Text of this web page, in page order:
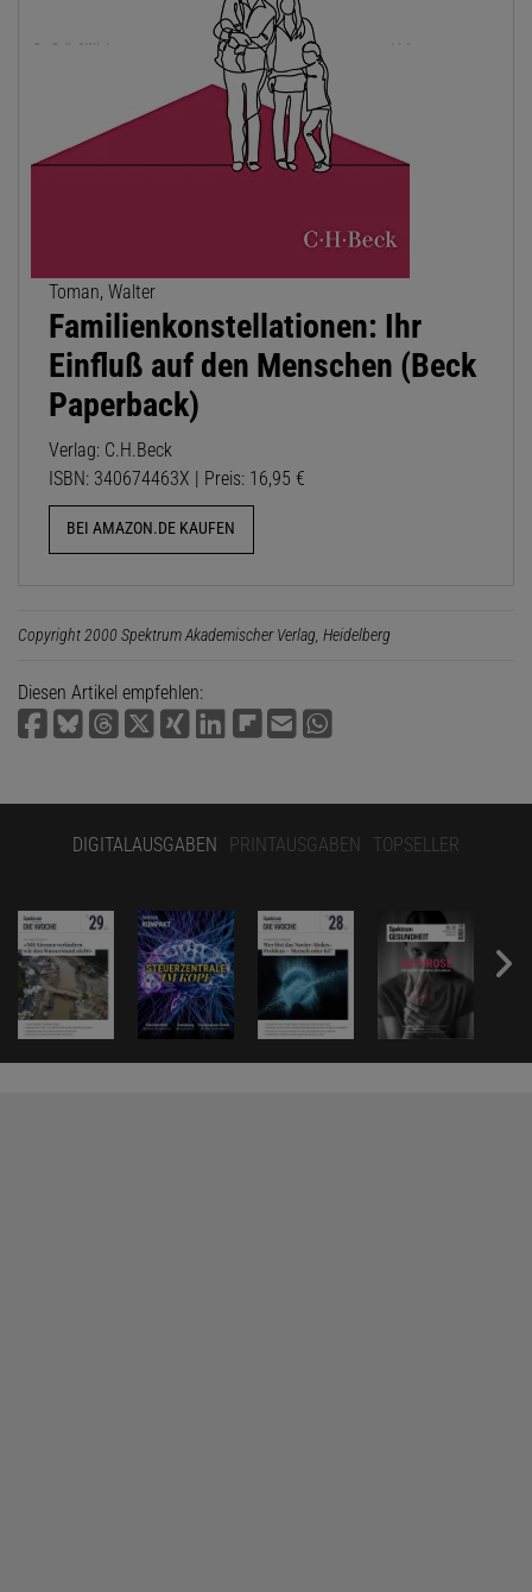
Toman, Walter
Familienkonstellationen: Ihr
Einfluß auf den Menschen (Beck
Paperback)
Verlag: C.H.Beck
ISBN: 340674463X | Preis: 16,95 €
BEI AMAZON.DE KAUFEN
Copyright 2000 Spektrum Akademischer Verlag, Heidelberg
Diesen Artikel empfehlen:
DIGITALAUSGABEN PRINTAUSGABEN TOPSELLER